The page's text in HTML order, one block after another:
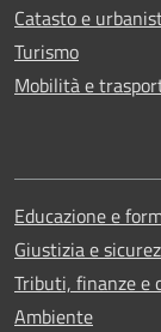
Catasto e
Turismo
Mobilità e
Educazione e
Giustizia e
Tributi, finanze e
Ambiente